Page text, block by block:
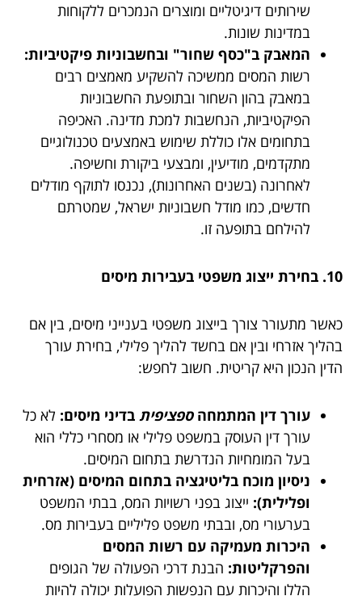
שירותים דיגיטליים ומוצרים הנמכרים ללקוחות
במדינות שונות.
המאבק ב"כסף שחור" ובחשבוניות פיקטיביות:
רשות המסים ממשיכה להשקיע מאמצים רבים
במאבק בהון השחור ובתופעת החשבוניות
הפיקטיביות, הנחשבות למכת מדינה. האכיפה
בתחומים אלו כוללת שימוש באמצעים טכנולוגיים
מתקדמים, מודיעין, ומבצעי ביקורת וחשיפה.
לאחרונה (בשנים האחרונות), נכנסו לתוקף מודלים
חדשים, כמו מודל חשבוניות ישראל, שמטרתם
להילחם בתופעה זו.
10. בחירת ייצוג משפטי בעבירות מיסים
כאשר מתעורר צורך בייצוג משפטי בענייני מיסים, בין אם
בהליך אזרחי ובין אם בחשד להליך פלילי, בחירת עורך
הדין הנכון היא קריטית. חשוב לחפש:
עורך דין המתמחהספציפית בדיני מיסים: לא כל
עורך דין העוסק במשפט פלילי או מסחרי כללי הוא
בעל המומחיות הנדרשת בתחום המיסים.
ניסיון מוכח בליטיגציה בתחום המיסים (אזרחית
ופלילית): ייצוג בפני רשויות המס, בבתי המשפט
בערעורי מס, ובבתי משפט פליליים בעבירות מס.
היכרות מעמיקה עם רשות המסים
והפרקליטות: הבנת דרכי הפעולה של הגופים
הללו והיכרות עם הנפשות הפועלות יכולה להיות